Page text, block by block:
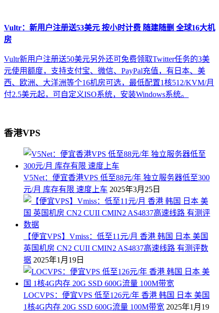
Vultr：新用户注册送53美元 按小时计费 随建随删 全球16大机
房
Vultr新用户注册送50美元另外还可免费领取Twitter任务的3美
元使用额度，支持支付宝、微信、PayPal充值，有日本、美
西、欧洲、大洋洲等个16机房可选，最低配置1核512/KVM/月
付2.5美元起，可自定义ISO系统，安装Windows系统。
香港VPS
V5Net：便宜香港VPS 低至88元/年 独立服务器低至300
元/月 库存有限 速度上车 2025年3月25日
【便宜VPS】Vmiss：低至11元/月 香港 韩国 日本 美国
英国机房 CN2 CUII CMIN2 AS4837高速线路 有测评数
据 2025年1月19日
LOCVPS：便宜VPS 低至126元/年 香港 韩国 日本 美国
1核4G内存 20G SSD 600G流量 100M带宽 2025年1月19